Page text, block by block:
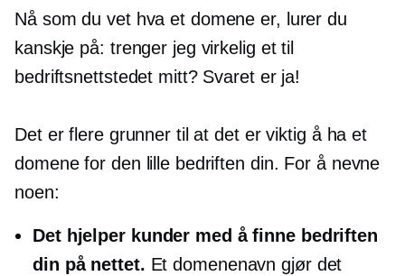
Nå som du vet hva et domene er, lurer du
kanskje på: trenger jeg virkelig et til
bedriftsnettstedet mitt? Svaret er ja!
Det er flere grunner til at det er viktig å ha et
domene for den lille bedriften din. For å nevne
noen:
Det hjelper kunder med å finne bedriften
din på nettet. Et domenenavn gjør det